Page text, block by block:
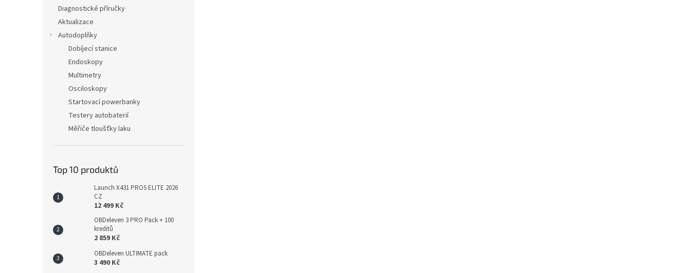
Diagnostické příručky
Aktualizace
Autodoplňky
Dobíjecí stanice
Endoskopy
Multimetry
Osciloskopy
Startovací powerbanky
Testery autobaterií
Měřiče tloušťky laku
Top 10 produktů
Launch X431 PROS ELITE 2026
CZ
12 499 Kč
OBDeleven 3 PRO Pack + 100
kreditů
2 859 Kč
OBDeleven ULTIMATE pack
3 490 Kč